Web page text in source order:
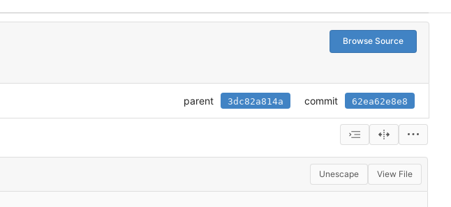
Browse Source
parent 3dc82a814a commit 62ea62e8e8
Unescape View File